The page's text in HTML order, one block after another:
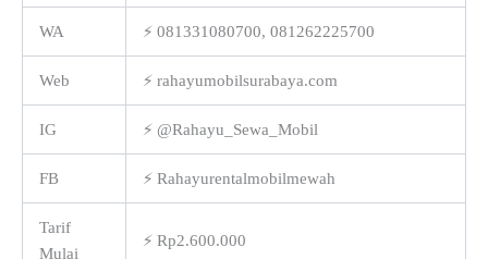
WA ⚡ 081331080700, 081262225700
Web ⚡ rahayumobilsurabaya.com
IG ⚡ @Rahayu_Sewa_Mobil
FB ⚡ Rahayurentalmobilmewah
Tarif
Mulai
⚡ Rp2.600.000